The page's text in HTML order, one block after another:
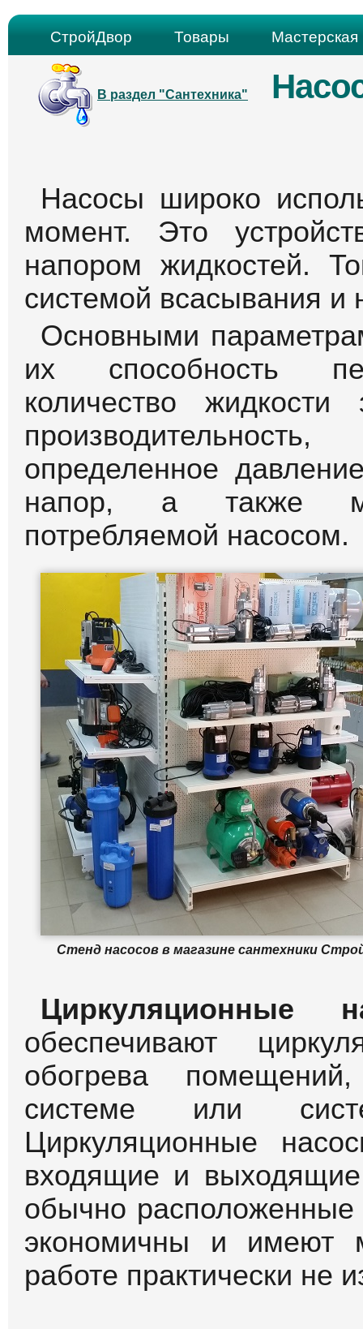
СтройДвор Товары Мастерская
В раздел "Сантехника"
Насосы широко
момент. Это
напором жидкостей.
системой всасывания и
Основными
их способность
количество
определенное
напор, а также
потребляемой насосом.
Стенд насосов в магазине сантехники
Циркуляционные
обеспечивают
обогрева
системе или
Циркуляционные
входящие и выходящие
обычно
экономичны и имеют
работе практически не